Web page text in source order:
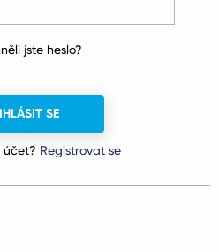
jste heslo?
SE
účet? Registrovat se